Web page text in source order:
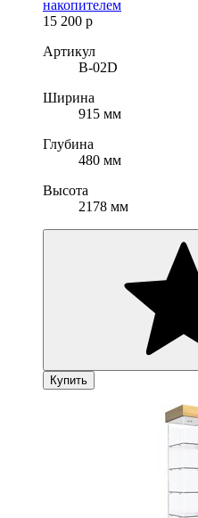
накопителем
15 200 р
Артикул
B-02D
Ширина
915 мм
Глубина
480 мм
Высота
2178 мм
Купить